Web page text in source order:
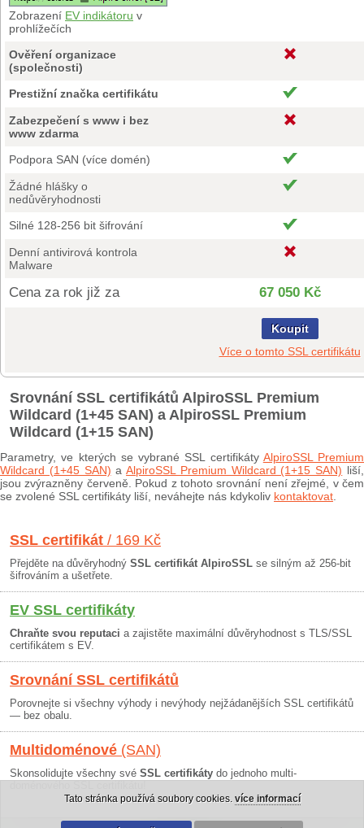
Zobrazení EV indikátoru v
prohlížečích
Ověření organizace
(společnosti)
Prestižní značka certifikátu
Zabezpečení s www i bez
www zdarma
Podpora SAN (více domén)
Žádné hlášky o
nedůvěryhodnosti
Silné 128-256 bit šifrování
Denní antivirová kontrola
Malware
Cena za rok již za 67 050 Kč
Koupit
Více o tomto SSL certifikátu
Srovnání SSL certifikátů AlpiroSSL Premium
Wildcard (1+45 SAN) a AlpiroSSL Premium
Wildcard (1+15 SAN)
Parametry, ve kterých se vybrané SSL certifikáty AlpiroSSL Premium
Wildcard (1+45 SAN) aAlpiroSSL Premium Wildcard (1+15 SAN) liší,
jsou zvýrazněny červeně. Pokud z tohoto srovnání není zřejmé, v čem
se zvolené SSL certifikáty liší, neváhejte nás kdykoliv kontaktovat
SSL certifikát / 169 Kč
Přejděte na důvěryhodný SSL certifikát AlpiroSSL se silným až 256-bit
šifrováním a ušetřete.
EV SSL certifikáty
Chraňte svou reputaci a zajistěte maximální důvěryhodnost s TLS/SSL
certifikátem s EV.
Srovnání SSL certifikátů
Porovnejte si všechny výhody i nevýhody nejžádanějších SSL certifikátů
— bez obalu.
Multidoménové (SAN)
Skonsolidujte všechny své SSL certifikáty do jednoho multi-
Tato stránka používá soubory cookies. více informací